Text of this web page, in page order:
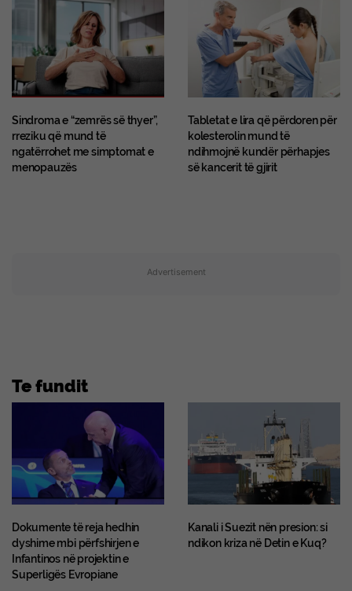
Sindroma e “zemrës së thyer”,
rreziku që mund të
ngatërrohet me simptomat e
menopauzës
Tabletat e lira që përdoren për
kolesterolin mund të
ndihmojnë kundër përhapjes
së kancerit të gjirit
Advertisement
Te fundit
Dokumente të reja hedhin
dyshime mbi përfshirjen e
Infantinos në projektin e
Superligës Evropiane
Kanali i Suezit nën presion: si
ndikon kriza në Detin e Kuq?